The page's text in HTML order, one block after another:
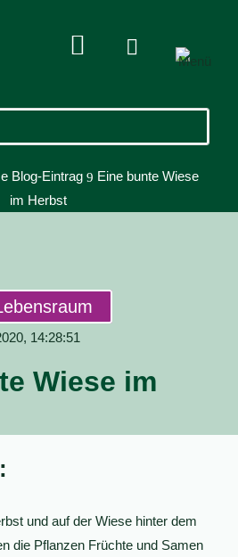
 
Blog-Eintrag 9 Eine bunte Wiese
im Herbst
14:28:51
Wiese im
und auf der Wiese hinter dem
die Pflanzen Früchte und Samen